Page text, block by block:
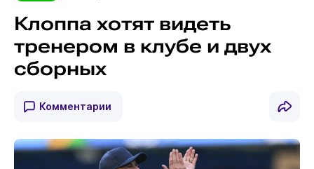
Клоппа хотят видеть
тренером в клубе и двух
сборных
Комментарии